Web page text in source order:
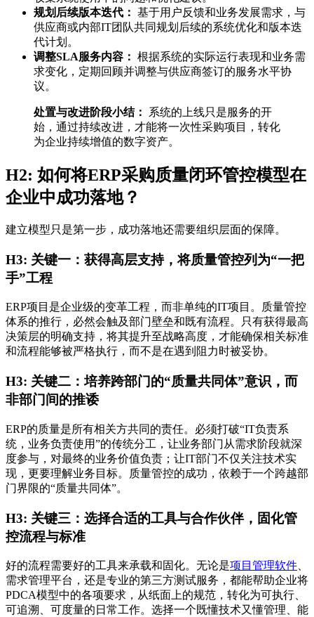
规划后续版本迭代： 基于用户反馈和业务发展需求，与
供应商或内部IT团队共同规划后续的系统优化和版本迭
代计划。
调整SLA服务内容： 根据系统的实际运行表现和业务需
求变化，定期回顾并调整与供应商签订的服务水平协
议。
处置与改进阶段小结：
系统的上线只是服务的开
始，通过持续改进，才能将一次性采购项目，转化
为企业持续增值的数字资产。
H2: 如何将ERP采购质量闭环管控模型在
企业中成功落地？
建立模型只是第一步，成功落地还需要组织层面的保障。
H3: 关键一：获得高层支持，将质量管控列为“一把
手”工程
ERP项目是企业级的变革工程，而非单纯的IT项目。质量管控
体系的推行，必然会触及部门壁垒和既有流程。只有获得最高
决策层的明确支持，将其提升至战略高度，才能确保相关标准
和流程能够被严格执行，而不是在遇到阻力时被妥协。
H3: 关键二：培养跨部门的“质量共同体”意识，而
非部门间的推诿
ERP的质量是所有相关方共同的责任。必须打破“IT负责系
统，业务负责使用”的传统分工，让业务部门从需求阶段就深
度参与，对最终的业务价值负责；让IT部门不仅关注技术实
现，更要理解业务目标。质量管控的成功，依赖于一个跨越部
门界限的“质量共同体”。
H3: 关键三：选择合适的工具与合作伙伴，固化管
控流程与标准
好的流程需要好的工具来承载和固化。无论是项目管理软件
需求管理平台，还是专业的第三方测试服务，都能帮助企业将
PDCA模型中的各项要求，从纸面上的规范，转化为可执行、
可追溯、可度量的日常工作。选择一个既懂技术又懂管理、能